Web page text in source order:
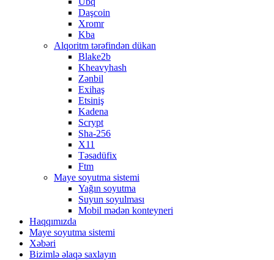
Daşcoin
Xromr
Kba
Alqoritm tərəfindən dükan
Blake2b
Kheavyhash
Zənbil
Exihaş
Etsiniş
Kadena
Scrypt
Sha-256
X11
Təsadüfix
Ftm
Maye soyutma sistemi
Yağın soyutma
Suyun soyulması
Mobil mədən konteyneri
Haqqımızda
Maye soyutma sistemi
Xəbəri
Bizimlə əlaqə saxlayın